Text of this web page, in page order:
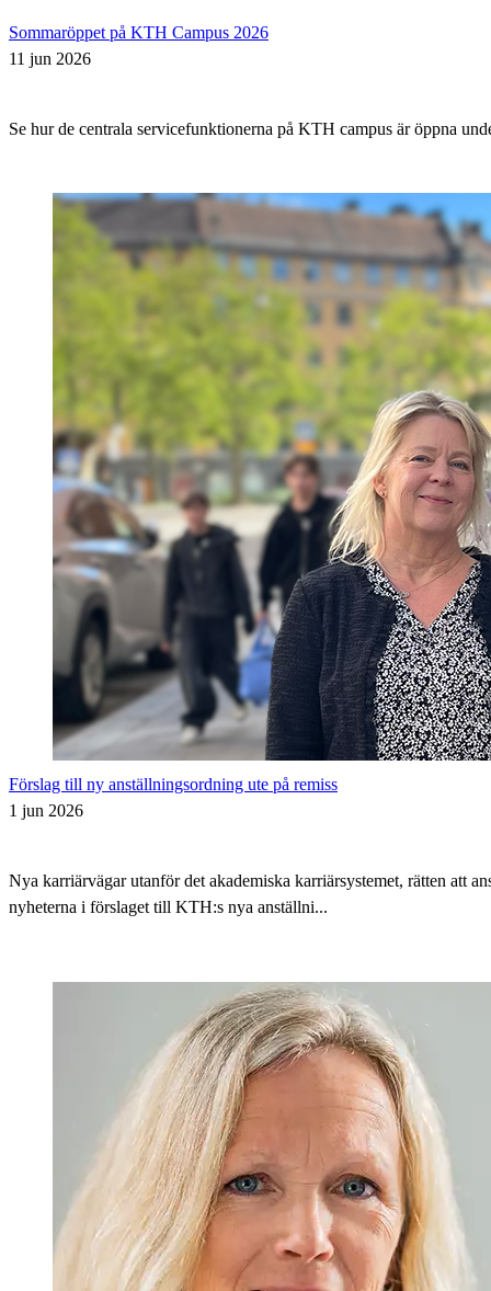
Sommaröppet på KTH Campus 2026
11 jun 2026
Se hur de centrala servicefunktionerna på KTH campus är öppna
Förslag till ny anställningsordning ute på remiss
1 jun 2026
Nya karriärvägar utanför det akademiska karriärsystemet, rätten att
nyheterna i förslaget till KTH:s nya anställni...